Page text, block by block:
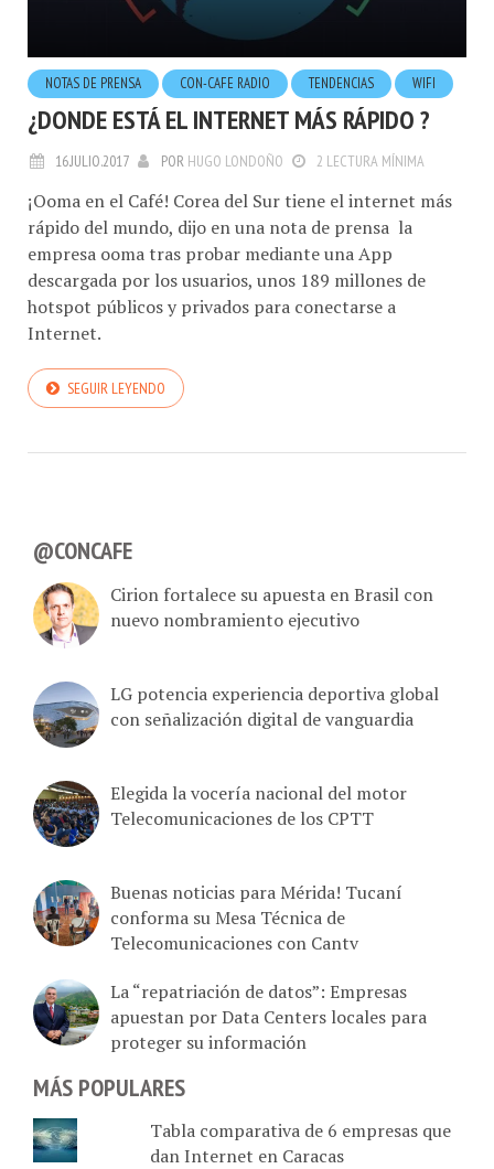
NOTAS DE PRENSA CON-CAFE RADIO TENDENCIAS WIFI
¿DONDE ESTÁ EL INTERNET MÁS RÁPIDO ?
16.JULIO.2017 POR HUGO LONDOÑO 2 LECTURA MÍNIMA
¡Ooma en el Café! Corea del Sur tiene el internet más
rápido del mundo, dijo en una nota de prensa la
empresa ooma tras probar mediante una App
descargada por los usuarios, unos 189 millones de
hotspot públicos y privados para conectarse a
Internet.
SEGUIR LEYENDO
@CONCAFE
Cirion fortalece su apuesta en Brasil con
nuevo nombramiento ejecutivo
LG potencia experiencia deportiva global
con señalización digital de vanguardia
Elegida la vocería nacional del motor
Telecomunicaciones de los CPTT
Buenas noticias para Mérida! Tucaní
conforma su Mesa Técnica de
Telecomunicaciones con Cantv
La “repatriación de datos”: Empresas
apuestan por Data Centers locales para
proteger su información
MÁS POPULARES
Tabla comparativa de 6 empresas que
dan Internet en Caracas